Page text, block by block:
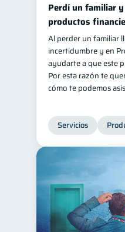
ahorro
Gasto responsable
información
Perdí un familiar
productos
Al perder un familiar
incertidumbre y en
ayudarte a que este
Por esta razón te
cómo te podemos
Servicios